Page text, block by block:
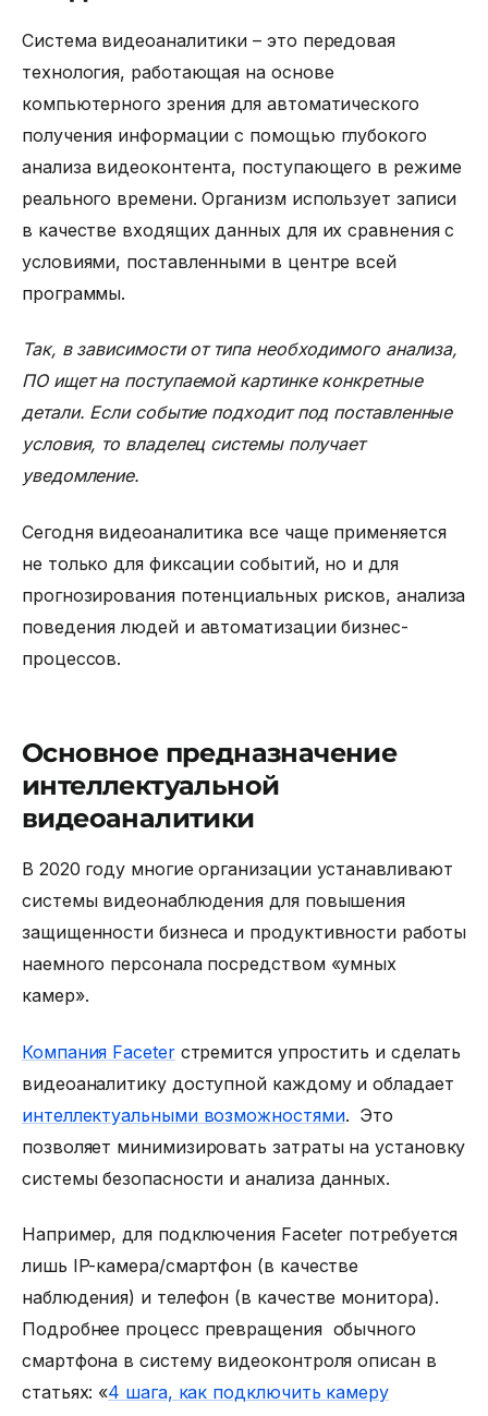
Система видеоаналитики – это передовая
технология, работающая на основе
компьютерного зрения для автоматического
получения информации с помощью глубокого
анализа видеоконтента, поступающего в режиме
реального времени. Организм использует записи
в качестве входящих данных для их сравнения с
условиями, поставленными в центре всей
программы.
Так, в зависимости от типа необходимого анализа,
ПО ищет на поступаемой картинке конкретные
детали. Если событие подходит под поставленные
условия, то владелец системы получает
уведомление.
Сегодня видеоаналитика все чаще применяется
не только для фиксации событий, но и для
прогнозирования потенциальных рисков, анализа
поведения людей и автоматизации бизнес-
процессов.
Основное предназначение
интеллектуальной
видеоаналитики
В 2020 году многие организации устанавливают
системы видеонаблюдения для повышения
защищенности бизнеса и продуктивности работы
наемного персонала посредством «умных
камер».
Компания Faceterстремится упростить и сделать
видеоаналитику доступной каждому и обладает
интеллектуальными возможностями. Это
позволяет минимизировать затраты на установку
системы безопасности и анализа данных.
Например, для подключения Faceter потребуется
лишь IP-камера/смартфон (в качестве
наблюдения) и телефон (в качестве монитора).
Подробнее процесс превращения обычного
смартфона в систему видеоконтроля описан в
статьях: «4 шага, как подключить камеру